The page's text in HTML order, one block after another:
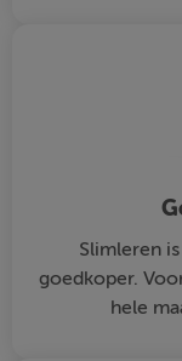
Slimleren
goedkoper.
hele